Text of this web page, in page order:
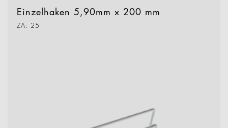
Einzelhaken 5,90mm x 200 mm
ZA: 25